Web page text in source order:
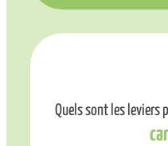
Quels sont les leviers